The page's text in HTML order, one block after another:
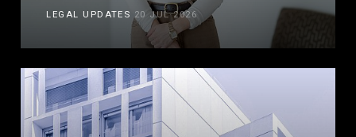
LEGAL UPDATES 20 JUL 2026